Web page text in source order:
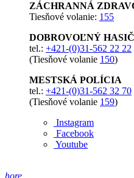
ZÁCHRANNÁ
Tiesňové volanie: 155
DOBROVOĽNÝ
tel.: +421-(0)31-562 22 22
(Tiesňové volanie 150)
MESTSKÁ POLÍCIA
tel.: +421-(0)31-562 32 70
(Tiesňové volanie 159)
Instagram
Facebook
Youtube